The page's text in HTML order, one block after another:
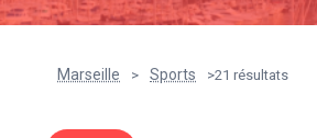
Marseille > Sports >21 résultats